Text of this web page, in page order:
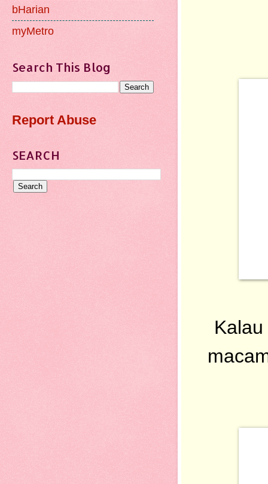
bHarian
myMetro
Search This Blog
Report Abuse
SEARCH